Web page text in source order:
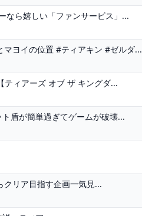
なら嬉しい「ファンサービス」...
ヨイの位置 #ティアキン #ゼルダ...
ティアーズ オブ ザ キングダ...
盾が簡単過ぎてゲームが破壊...
クリア目指す企画一気見...